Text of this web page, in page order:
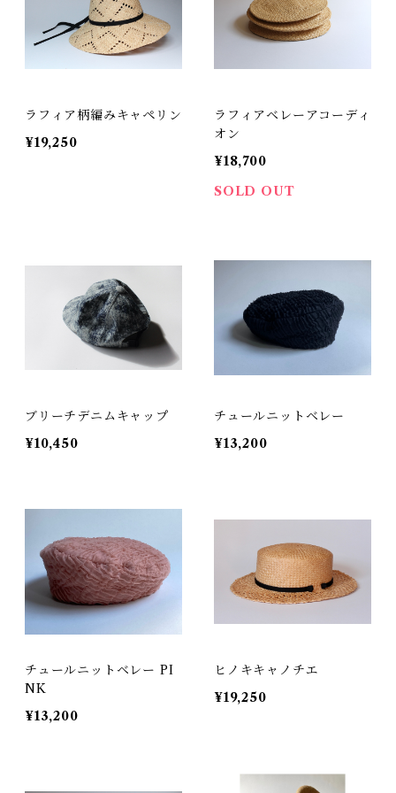
ラフィア柄編みキャペリン
¥19,250
ラフィアベレーアコーディ
オン
¥18,700
SOLD OUT
ブリーチデニムキャップ
¥10,450
チュールニットベレー
¥13,200
チュールニットベレー PI
NK
¥13,200
ヒノキキャノチエ
¥19,250